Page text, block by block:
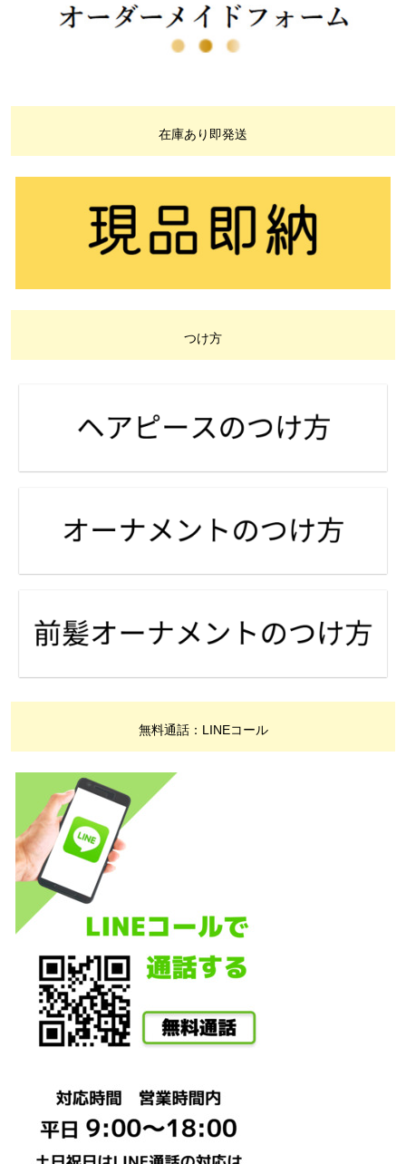
在庫あり即発送
つけ方
無料通話：LINEコール